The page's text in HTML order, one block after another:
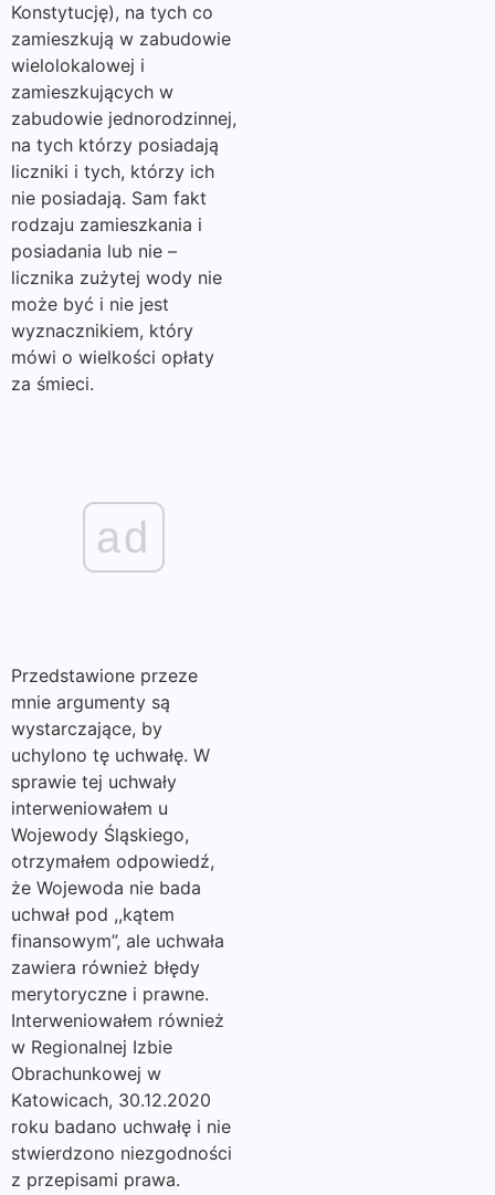
Konstytucję), na tych co
zamieszkują w zabudowie
wielolokalowej i
zamieszkujących w
zabudowie jednorodzinnej,
na tych którzy posiadają
liczniki i tych, którzy ich
nie posiadają. Sam fakt
rodzaju zamieszkania i
posiadania lub nie –
licznika zużytej wody nie
może być i nie jest
wyznacznikiem, który
mówi o wielkości opłaty
za śmieci.
ad
Przedstawione przeze
mnie argumenty są
wystarczające, by
uchylono tę uchwałę. W
sprawie tej uchwały
interweniowałem u
Wojewody Śląskiego,
otrzymałem odpowiedź,
że Wojewoda nie bada
uchwał pod ,,kątem
finansowym”, ale uchwała
zawiera również błędy
merytoryczne i prawne.
Interweniowałem również
w Regionalnej Izbie
Obrachunkowej w
Katowicach, 30.12.2020
roku badano uchwałę i nie
stwierdzono niezgodności
z przepisami prawa.